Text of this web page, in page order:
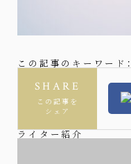
この記事のキーワード：
SHARE
この記事を
シェア
ライター紹介